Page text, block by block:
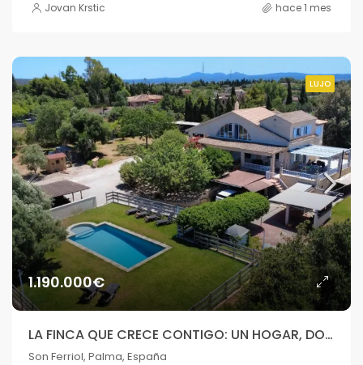
Jovan Krstic hace 1 mes
LUJO
1.190.000€
LA FINCA QUE CRECE CONTIGO: UN HOGAR, DOBLE INDEPENDENCIA, INFINITAS POSIBILIDADES.
Son Ferriol, Palma, España